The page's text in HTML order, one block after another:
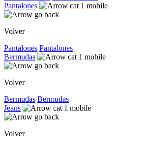
Pantalones
Volver
Pantalones Pantalones
Bermudas
Volver
Bermudas Bermudas
Jeans
Volver